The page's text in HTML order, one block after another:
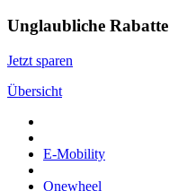
Unglaubliche Rabatte
Jetzt sparen
Übersicht
E-Mobility
Onewheel